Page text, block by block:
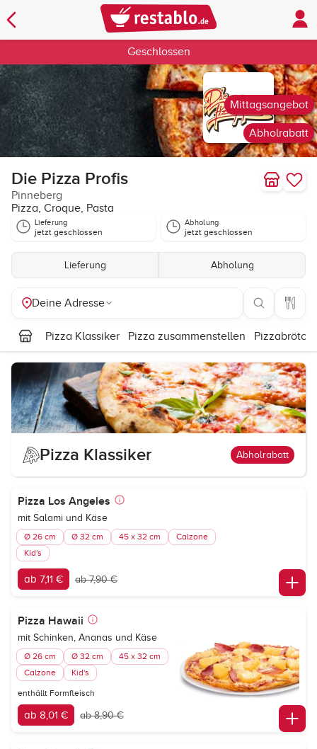
Geschlossen
Abholrabatt
Mittagsangebot
Die Pizza Profis
Pinneberg
Pizza, Croque, Pasta
Lieferung
jetzt geschlossen
Abholung
jetzt geschlossen
Lieferung Abholung
Deine Adresse
Pizza Klassiker Pizza zusammenstellen
Pizza Klassiker Abholrabatt
Pizza Los Angeles
mit Salami und Käse
Ø 26 cm Ø 32 cm 45 x 32 cm
Calzone
Kid's
ab 7,11 € ab 7,90 €
Pizza Hawaii
mit Schinken, Ananas und Käse
Ø 26 cm Ø 32 cm
45 x 32 cm
Calzone
Kid's
enthällt Formfleisch
ab 8,01 € ab 8,90 €